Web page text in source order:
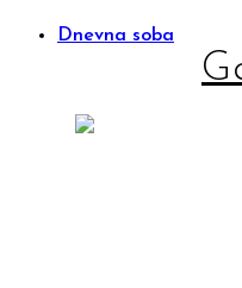
Dnevna soba